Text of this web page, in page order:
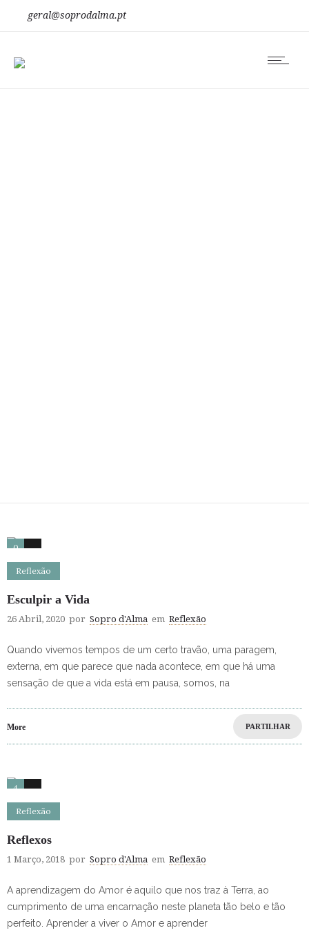
geral@soprodalma.pt
0 0
Reflexão
Esculpir a Vida
26 Abril, 2020 por Sopro d'Alma em Reflexão
Quando vivemos tempos de um certo travão, uma paragem,
externa, em que parece que nada acontece, em que há uma
sensação de que a vida está em pausa, somos, na
More PARTILHAR
4 0
Reflexão
Reflexos
1 Março, 2018 por Sopro d'Alma em Reflexão
A aprendizagem do Amor é aquilo que nos traz à Terra, ao
cumprimento de uma encarnação neste planeta tão belo e tão
perfeito. Aprender a viver o Amor e aprender